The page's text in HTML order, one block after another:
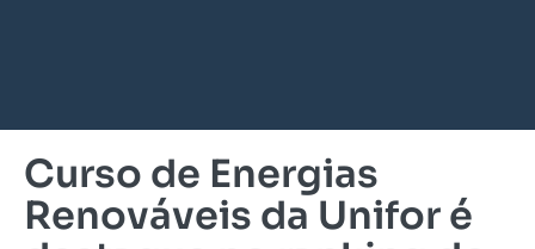
Curso de Energias
Renováveis da Unifor é